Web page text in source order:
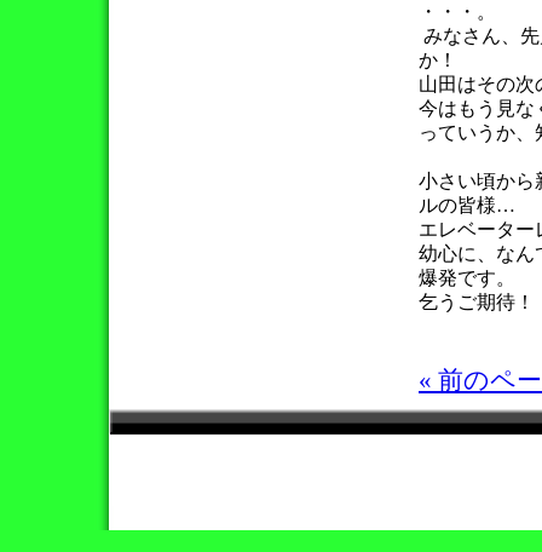
・・・。
みなさん、
か！
山田はその次
今はもう見な
っていうか
小さい頃から
ルの皆様…
エレベーター
幼心に、なん
爆発です。
乞うご期待！
« 前のペ